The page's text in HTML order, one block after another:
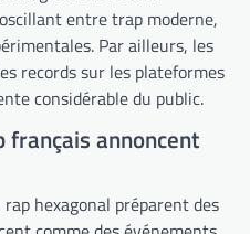
entre trap moderne,
Par ailleurs, les
records sur les plateformes
considérable du public.
français annoncent
hexagonal préparent des